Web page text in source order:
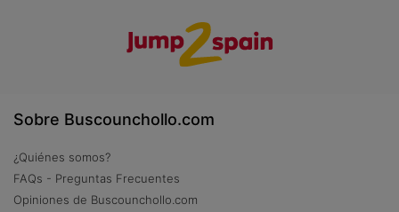
Sobre Buscounchollo.com
¿Quiénes somos?
FAQs - Preguntas Frecuentes
Opiniones de Buscounchollo.com